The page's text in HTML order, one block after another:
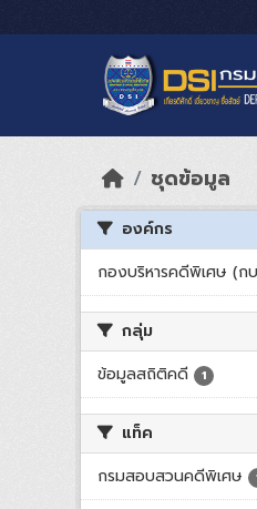
ชุดข้อมูล
องค์กร
กองบริหารคดีพิเศษ (ก
กลุ่ม
ข้อมูลสถิติคดี
1
แท็ค
กรมสอบสวนคดีพิเศษ